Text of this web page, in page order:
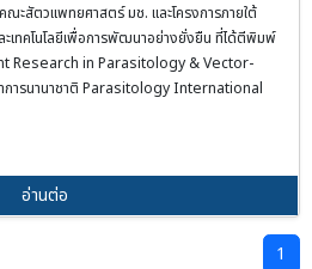
ะสัตวแพทยศาสตร์ มช. และโครงการภายใต้
เทคโนโลยีเพื่อการพัฒนาอย่างยั่งยืน ที่ได้ตีพิมพ์
Research in Parasitology & Vector-
การนานาชาติ Parasitology International
อ่านต่อ
1